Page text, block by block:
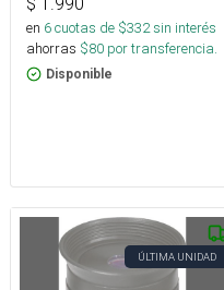
en 6cuotas de $332sin interés
ahorras $80 por transferencia.
Disponible
ÚLTIMA UNIDAD